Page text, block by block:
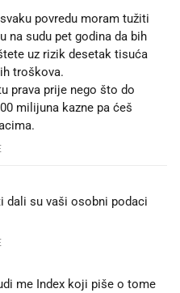
povredu moram tužiti
na sudu pet godina da bih
uz rizik desetak tisuća
troškova.
prava prije nego što do
milijuna kazne pa ćeš
dali su vaši osobni podaci
me Index koji piše o tome